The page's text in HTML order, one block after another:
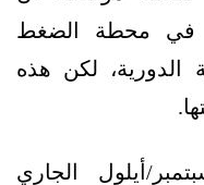
في محطة الضغط
الدورية، لكن هذه
غازبروم في 2 سبتمبر/أيلول الجاري